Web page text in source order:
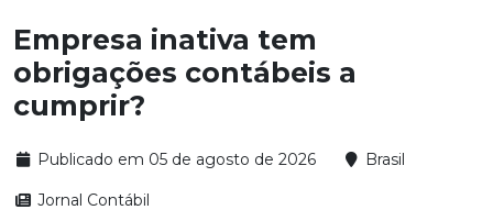
Empresa inativa tem
obrigações contábeis a
cumprir?
Publicado em 05 de agosto de 2026 Brasil
Jornal Contábil